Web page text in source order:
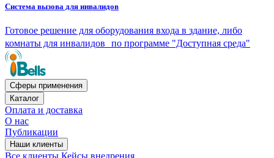
Система вызова для инвалидов
Готовое решение для оборудования входа в здание, либо
комнаты для инвалидов по программе "Доступная среда"
Сферы применения
Каталог
Оплата и доставка
О нас
Публикации
Наши клиенты
Все клиенты Кейсы внедрения